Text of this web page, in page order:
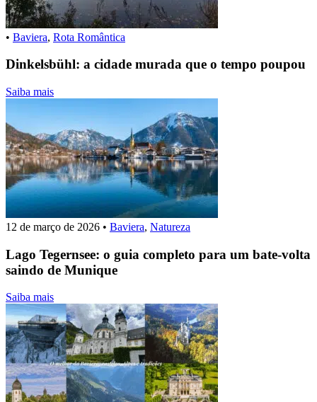
• Baviera, Rota Romântica
Dinkelsbühl: a cidade murada que o tempo poupou
Saiba mais
12 de março de 2026 • Baviera, Natureza
Lago Tegernsee: o guia completo para um bate-volta
saindo de Munique
Saiba mais